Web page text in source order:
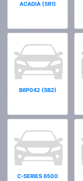
ACADIA (5R1)
B6P042 (SB2)
C-SERIES 6500